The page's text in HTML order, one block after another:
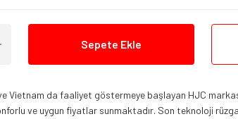
Sepete Ekle
ve Vietnam da faaliyet göstermeye başlayan HJC
ve uygun fiyatlar sunmaktadır. Son teknoloji